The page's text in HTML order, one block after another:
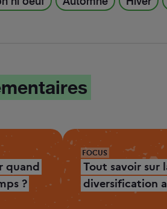
quand
?
FOCUS
Tout savoir sur
diversification